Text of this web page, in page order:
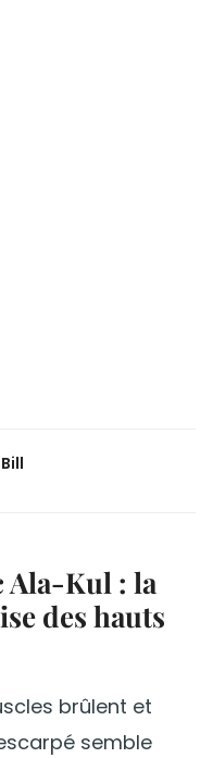
Bill
Ala-Kul : la
des hauts
brûlent et
semble